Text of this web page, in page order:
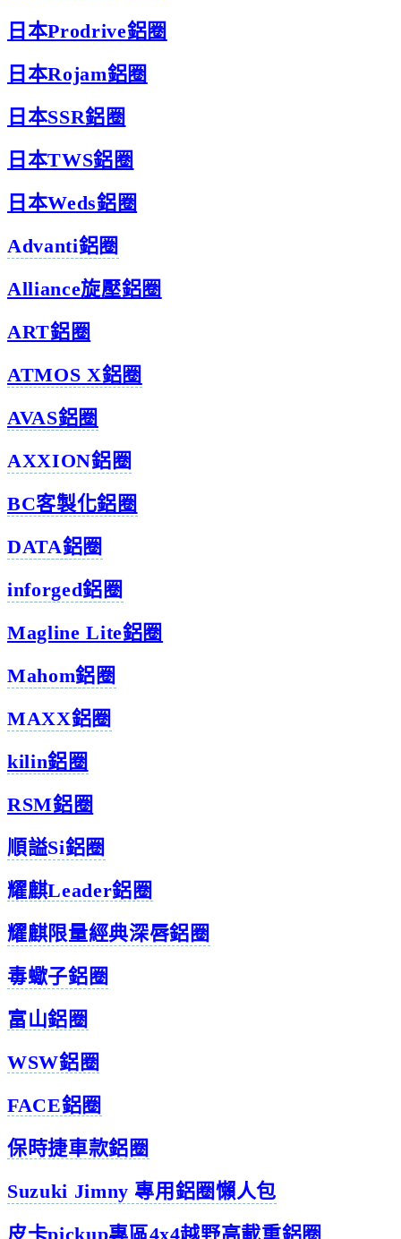
日本Prodrive鋁圈
日本Rojam鋁圈
日本SSR鋁圈
日本TWS鋁圈
日本Weds鋁圈
Advanti鋁圈
Alliance旋壓鋁圈
ART鋁圈
ATMOS X鋁圈
AVAS鋁圈
AXXION鋁圈
BC客製化鋁圈
DATA鋁圈
inforged鋁圈
Magline Lite鋁圈
Mahom鋁圈
MAXX鋁圈
kilin鋁圈
RSM鋁圈
順謚Si鋁圈
耀麒Leader鋁圈
耀麒限量經典深唇鋁圈
毒蠍子鋁圈
富山鋁圈
WSW鋁圈
FACE鋁圈
保時捷車款鋁圈
Suzuki Jimny 專用鋁圈懶人包
皮卡pickup專區4x4越野高載重鋁圈